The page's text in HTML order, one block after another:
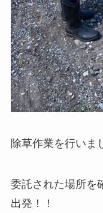
除草作業を行いま
委託された場所を
出発！！